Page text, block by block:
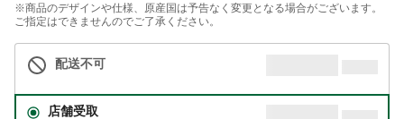
※商品のデザインや仕様、原産国は予告なく変更となる場合がございます。
ご指定はできませんのでご了承ください。
配送不可
店舗受取